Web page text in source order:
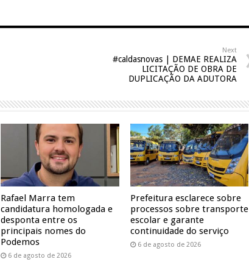
Next
#caldasnovas | DEMAE REALIZA
LICITAÇÃO DE OBRA DE
DUPLICAÇÃO DA ADUTORA
Rafael Marra tem
candidatura homologada e
desponta entre os
principais nomes do
Podemos
6 de agosto de 2026
Prefeitura esclarece sobre
processos sobre transporte
escolar e garante
continuidade do serviço
6 de agosto de 2026